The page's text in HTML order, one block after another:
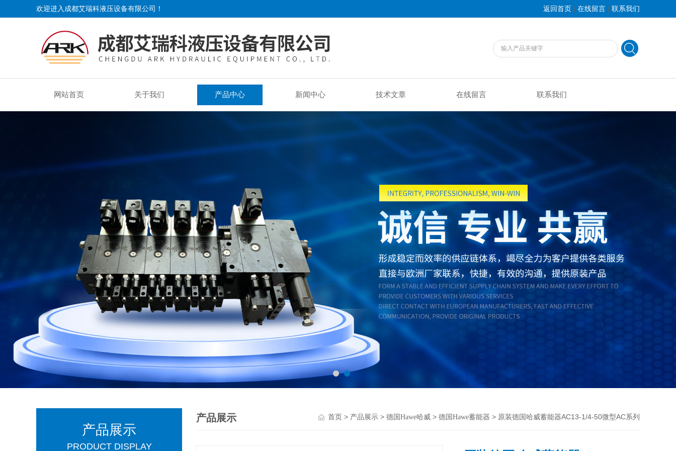
欢迎进入成都艾瑞科液压设备有限公司！ 返回首页 | 在线留言 | 联系我们
网站首页 关于我们 产品中心 新闻中心 技术文章 在线留言 联系我们
产品展示
PRODUCT DISPLAY
产品展示 首页 > 产品展示 > 德国Hawe哈威 > 德国Hawe蓄能器 > 原装德国哈威蓄能器AC13-1/4-50微型AC系列